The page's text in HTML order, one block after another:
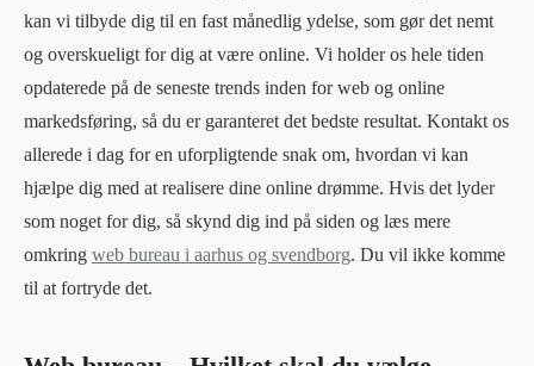
kan vi tilbyde dig til en fast månedlig ydelse, som gør det nemt
og overskueligt for dig at være online. Vi holder os hele tiden
opdaterede på de seneste trends inden for web og online
markedsføring, så du er garanteret det bedste resultat. Kontakt os
allerede i dag for en uforpligtende snak om, hvordan vi kan
hjælpe dig med at realisere dine online drømme. Hvis det lyder
som noget for dig, så skynd dig ind på siden og læs mere
omkring web bureau i aarhus og svendborg. Du vil ikke komme
til at fortryde det.